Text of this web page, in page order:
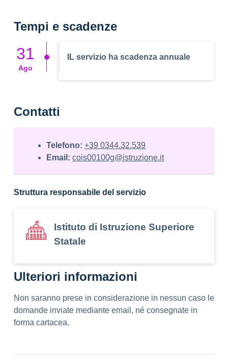
Tempi e scadenze
IL servizio ha scadenza annuale
31
Ago
Contatti
Telefono: +39 0344.32.539
Email: cois00100g@istruzione.it
Struttura responsabile del servizio
Istituto di Istruzione Superiore
Statale
Ulteriori informazioni
Non saranno prese in considerazione in nessun caso le
domande inviate mediante email, né consegnate in
forma cartacea.